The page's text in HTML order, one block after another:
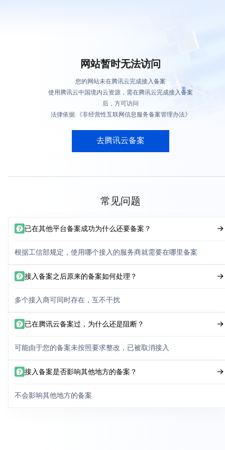
网站暂时无法访问
您的网站未在腾讯云完成接入备案
使用腾讯云中国境内云资源，需在腾讯云完成接入备案
后，方可访问
法律依据:《非经营性互联网信息服务备案管理办法》
去腾讯云备案
常见问题
已在其他平台备案成功为什么还要备案？
根据工信部规定，使用哪个接入的服务商就需要在哪里备案
接入备案之后原来的备案如何处理？
多个接入商可同时存在，互不干扰
已在腾讯云备案过，为什么还是阻断？
可能由于您的备案未按照要求整改，已被取消接入
接入备案是否影响其他地方的备案？
不会影响其他地方的备案